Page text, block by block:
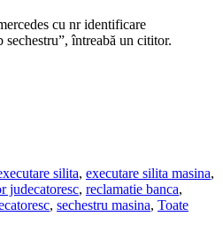
cu nr identificare
întreabă un cititor.
silita, executare silita masina,
judecatoresc, reclamatie banca,
, sechestru masina, Toate